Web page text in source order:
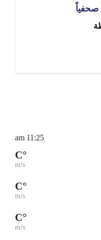
صحفياً
11:25 am
°C
m/s
°C
m/s
°C
m/s